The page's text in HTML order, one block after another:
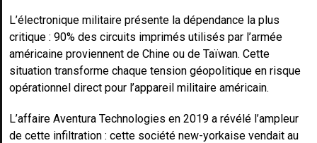
L’électronique militaire présente la dépendance la plus
critique : 90% des circuits imprimés utilisés par l’armée
américaine proviennent de Chine ou de Taïwan. Cette
situation transforme chaque tension géopolitique en risque
opérationnel direct pour l’appareil militaire américain.
L’affaire Aventura Technologies en 2019 a révélé l’ampleur
de cette infiltration : cette société new-yorkaise vendait au